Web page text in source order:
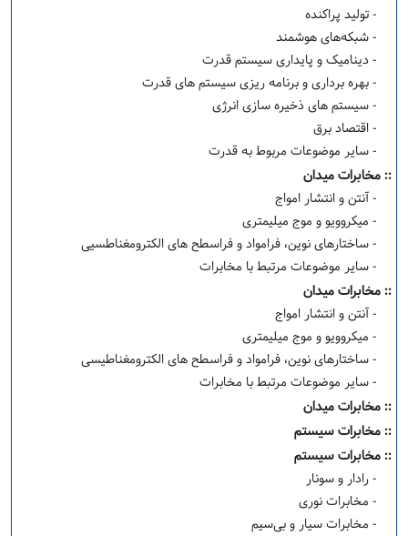
- تولید پراکنده
- شبکه‌های هوشمند
- دینامیک و پایداری سیستم قدرت
- بهره برداری و برنامه ریزی سیستم های قدرت
- سیستم های ذخیره سازی انرژی
- اقتصاد برق
- سایر موضوعات مربوط به قدرت
:: مخابرات میدان
- آنتن و انتشار امواج
- میکروویو و موج میلیمتری
- ساختارهای نوین، فرامواد و فراسطح های الکترومغناطسیی
- سایر موضوعات مرتبط با مخابرات
:: مخابرات میدان
- آنتن و انتشار امواج
- میکروویو و موج میلیمتری
- ساختارهای نوین، فرامواد و فراسطح های الکترومغناطیسی
- سایر موضوعات مرتبط با مخابرات
:: مخابرات میدان
:: مخابرات سیستم
:: مخابرات سیستم
- رادار و سونار
- مخابرات نوری
- مخابرات سیار و بی‌سیم